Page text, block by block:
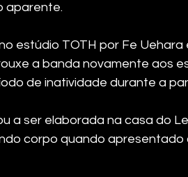
aparente.
estúdio TOTH por Fe Uehara
a banda novamente aos
de inatividade durante a
a ser elaborada na casa do
corpo quando apresentado